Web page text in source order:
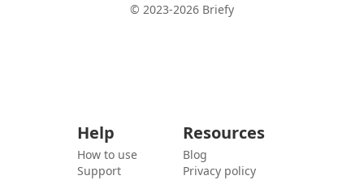
© 2023-2026 Briefy
Help
How to use
Support
Resources
Blog
Privacy policy